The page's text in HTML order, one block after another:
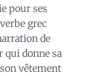
pour ses
grec
de
qui donne sa
vêtement